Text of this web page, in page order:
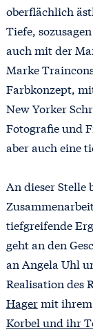
oberflächlich
Tiefe,
auch mit der
Marke
Farbkonzept,
New Yorker
Fotografie und
aber auch eine
An dieser Stelle
tiefgreifende
geht an den
an Angela Uhl
Realisation des
Hagermit ihrem
Korbel und ihr